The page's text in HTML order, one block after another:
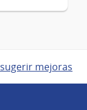
mejoras